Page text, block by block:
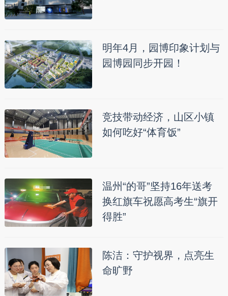
明年4月，园博印象计划与
园博园同步开园！
竞技带动经济，山区小镇
如何吃好“体育饭”
温州“的哥”坚持16年送考
换红旗车祝愿高考生“旗开
得胜”
陈洁：守护视界，点亮生
命旷野